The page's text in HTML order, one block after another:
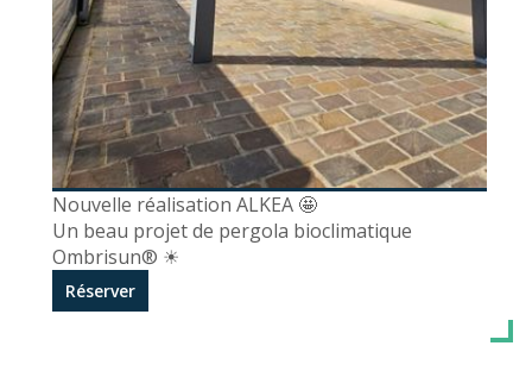
Nouvelle réalisation ALKEA 🤩
Un beau projet de pergola bioclimatique
Ombrisun® ☀
Réserver